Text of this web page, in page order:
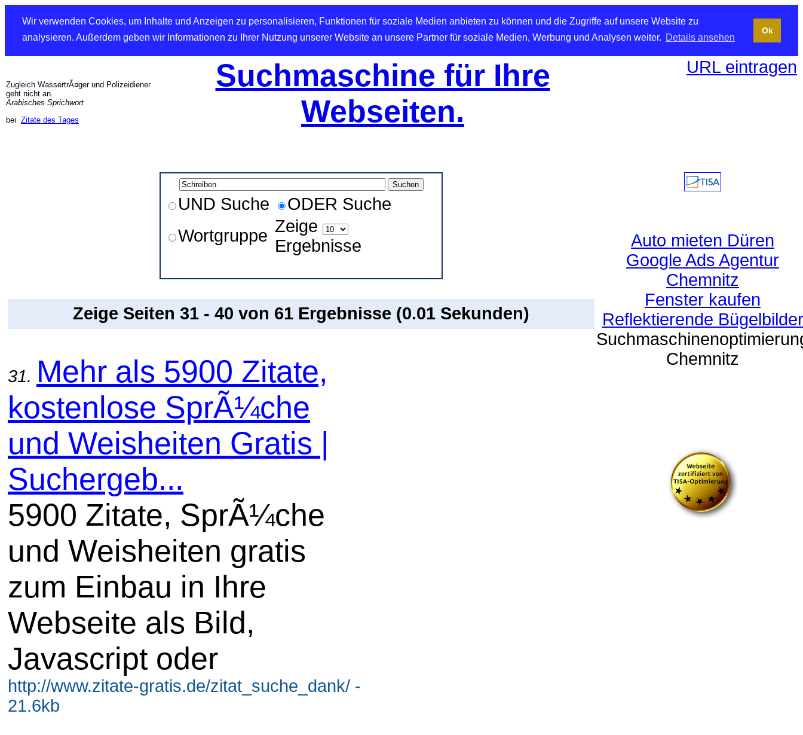
Wir verwenden Cookies, um Inhalte und Anzeigen zu personalisieren, Funktionen für soziale Medien anbieten zu können und die Zugriffe auf unsere Website zu
analysieren. Außerdem geben wir Informationen zu Ihrer Nutzung unserer Website an unsere Partner für soziale Medien, Werbung und Analysen weiter. Details ansehen
Ok
Zugleich WassertrÃ¤ger und Polizeidiener
geht nicht an.
Arabisches Sprichwort
bei Zitate des Tages
Suchmaschine für Ihre
Webseiten.
URL eintragen
UND Suche
ODER Suche
Wortgruppe Zeige
Ergebnisse
Zeige Seiten 31 - 40 von 61 Ergebnisse (0.01 Sekunden)
31. Mehr als 5900 Zitate,
kostenlose SprÃ¼che
und Weisheiten Gratis |
Suchergeb...
5900 Zitate, SprÃ¼che
und Weisheiten gratis
zum Einbau in Ihre
Webseite als Bild,
Javascript oder
http://www.zitate-gratis.de/zitat_suche_dank/ -
21.6kb
Auto mieten Düren
Google Ads Agentur
Chemnitz
Fenster kaufen
Reflektierende Bügelbilder
Chemnitz